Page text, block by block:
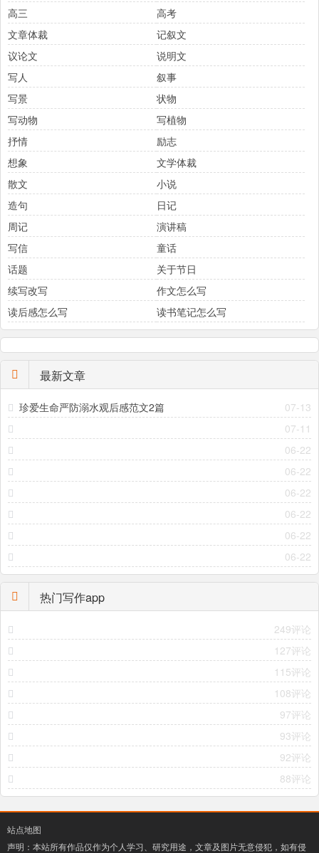
高三
高考
文章体裁
记叙文
议论文
说明文
写人
叙事
写景
状物
写动物
写植物
抒情
励志
想象
文学体裁
散文
小说
造句
日记
周记
演讲稿
写信
童话
话题
关于节日
续写改写
作文怎么写
读后感怎么写
读书笔记怎么写
最新文章
07-13
珍爱生命严防溺水观后感范文2篇
07-11
06-22
06-22
06-22
06-22
06-22
06-22
热门写作app
249评论
127评论
115评论
108评论
97评论
93评论
92评论
88评论
站点地图
声明：本站所有作品仅作为个人学习、研究用途，文章及图片无意侵犯，如有侵